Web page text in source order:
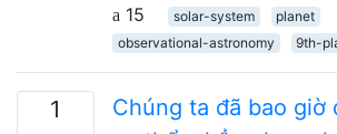
15
solar-system
planet
observational-astronomy
9th-
1
Chúng ta đã bao giờ